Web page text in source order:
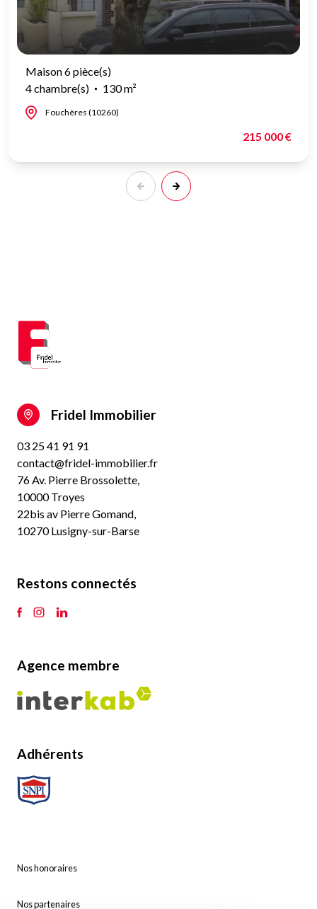
Maison 6 pièce(s)
4 chambre(s)
130 m²
Fouchères (10260)
215 000 €
Fridel Immobilier
03 25 41 91 91
contact@fridel-immobilier.fr
76 Av. Pierre Brossolette,
10000 Troyes
22bis av Pierre Gomand,
10270 Lusigny-sur-Barse
Restons connectés
Agence membre
Adhérents
Nos honoraires
Nos partenaires